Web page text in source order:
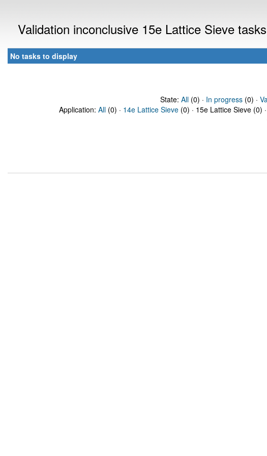
Validation inconclusive 15e Lattice Sieve
No tasks to display
State: All(0) · In progress(0) ·
Application: All (0) · 14e Lattice Sieve (0) · 15e Lattice Sieve (0) ·